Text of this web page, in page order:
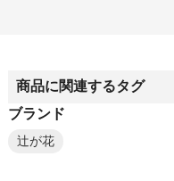
商品に関連するタグ
ブランド
辻が花